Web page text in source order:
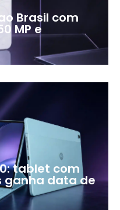
Brasil com
MP e
tablet com
ganha data de